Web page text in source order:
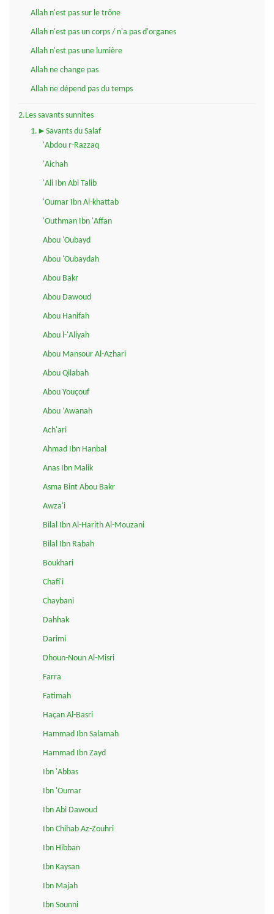
Allah n'est pas sur le trône
Allah n'est pas un corps / n'a pas d'organes
Allah n'est pas une lumière
Allah ne change pas
Allah ne dépend pas du temps
2.Les savants sunnites
1.►Savants du Salaf
'Abdou r-Razzaq
'Aichah
'Ali Ibn Abi Talib
'Oumar Ibn Al-khattab
'Outhman Ibn 'Affan
Abou 'Oubayd
Abou 'Oubaydah
Abou Bakr
Abou Dawoud
Abou Hanifah
Abou l-'Aliyah
Abou Mansour Al-Azhari
Abou Qilabah
Abou Youçouf
Abou ‘Awanah
Ach'ari
Ahmad Ibn Hanbal
Anas Ibn Malik
Asma Bint Abou Bakr
Awza'i
Bilal Ibn Al-Harith Al-Mouzani
Bilal Ibn Rabah
Boukhari
Chafi'i
Chaybani
Dahhak
Darimi
Dhoun-Noun Al-Misri
Farra
Fatimah
Haçan Al-Basri
Hammad Ibn Salamah
Hammad Ibn Zayd
Ibn 'Abbas
Ibn 'Oumar
Ibn Abi Dawoud
Ibn Chihab Az-Zouhri
Ibn Hibban
Ibn Kaysan
Ibn Majah
Ibn Sounni